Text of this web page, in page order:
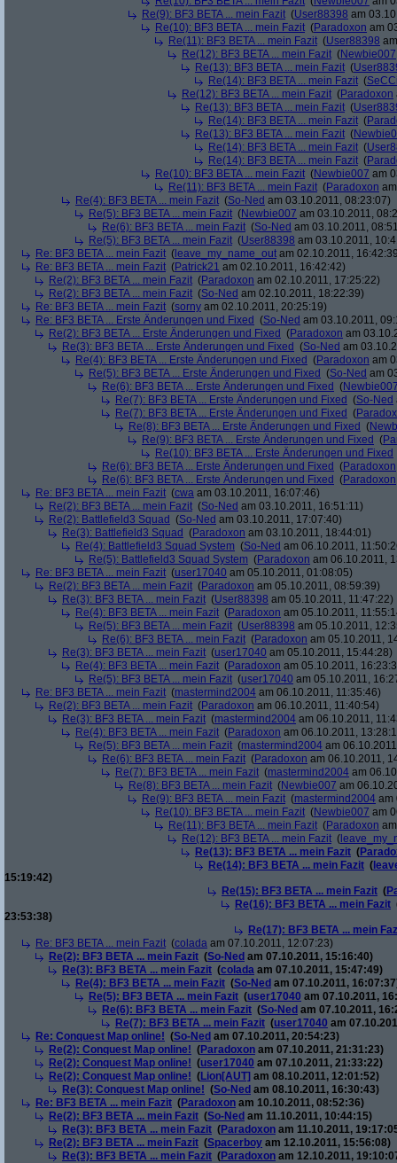
Re(9): BF3 BETA ... mein Fazit (User88398 am
Re(10): BF3 BETA ... mein Fazit (Paradoxon am
Re(11): BF3 BETA ... mein Fazit (User88398
Re(12): BF3 BETA ... mein Fazit (Newbie007
Re(13): BF3 BETA ... mein Fazit (
Re(14): BF3 BETA ... mein Fazit (
Re(12): BF3 BETA ... mein Fazit (Paradoxon
Re(13): BF3 BETA ... mein Fazit (
Re(14): BF3 BETA ... mein Fazit (
Re(13): BF3 BETA ... mein Fazit (
Re(14): BF3 BETA ... mein Fazit (
Re(14): BF3 BETA ... mein Fazit (
Re(10): BF3 BETA ... mein Fazit (Newbie007 am
Re(11): BF3 BETA ... mein Fazit (Paradoxon
Re(4): BF3 BETA ... mein Fazit (So-Ned am 03.10.2011, 08:23:07)
Re(5): BF3 BETA ... mein Fazit (Newbie007 am 03.10.2011,
Re(6): BF3 BETA ... mein Fazit (So-Ned am 03.10.2011,
Re(5): BF3 BETA ... mein Fazit (User88398 am 03.10.2011,
Re: BF3 BETA ... mein Fazit ( leave_my_name_out am 02.10.2011,
Re: BF3 BETA ... mein Fazit (Patrick21 am 02.10.2011, 16:42:42)
Re(2): BF3 BETA ... mein Fazit (Paradoxon am 02.10.2011, 17:25:22)
Re(2): BF3 BETA ... mein Fazit (So-Ned am 02.10.2011, 18:22:39)
Re: BF3 BETA ... mein Fazit (sorny am 02.10.2011, 20:25:19)
Re: BF3 BETA ... Erste Änderungen und Fixed (So-Ned am 03.10.2011,
Re(2): BF3 BETA ... Erste Änderungen und Fixed (Paradoxon am
Re(3): BF3 BETA ... Erste Änderungen und Fixed (So-Ned am
Re(4): BF3 BETA ... Erste Änderungen und Fixed (Paradoxon am
Re(5): BF3 BETA ... Erste Änderungen und Fixed (So-Ned am
Re(6): BF3 BETA ... Erste Änderungen und Fixed (
Re(7): BF3 BETA ... Erste Änderungen und Fixed (So-Ned
Re(7): BF3 BETA ... Erste Änderungen und Fixed (
Re(8): BF3 BETA ... Erste Änderungen und Fixed (
Re(9): BF3 BETA ... Erste Änderungen und Fixed (
Re(10): BF3 BETA ... Erste Änderungen und Fixed
Re(6): BF3 BETA ... Erste Änderungen und Fixed (Paradoxon
Re(6): BF3 BETA ... Erste Änderungen und Fixed (Paradoxon
Re: BF3 BETA ... mein Fazit (cwa am 03.10.2011, 16:07:46)
Re(2): BF3 BETA ... mein Fazit (So-Ned am 03.10.2011, 16:51:11)
Re(2): Battlefield3 Squad (So-Ned am 03.10.2011, 17:07:40)
Re(3): Battlefield3 Squad (Paradoxon am 03.10.2011, 18:44:01)
Re(4): Battlefield3 Squad System (So-Ned am 06.10.2011,
Re(5): Battlefield3 Squad System (Paradoxon am 06.10.2011,
Re: BF3 BETA ... mein Fazit (user17040 am 05.10.2011, 01:08:05)
Re(2): BF3 BETA ... mein Fazit (Paradoxon am 05.10.2011, 08:59:39)
Re(3): BF3 BETA ... mein Fazit (User88398 am 05.10.2011, 11:47:22)
Re(4): BF3 BETA ... mein Fazit (Paradoxon am 05.10.2011,
Re(5): BF3 BETA ... mein Fazit (User88398 am 05.10.2011,
Re(6): BF3 BETA ... mein Fazit (Paradoxon am 05.10.2011,
Re(3): BF3 BETA ... mein Fazit (user17040 am 05.10.2011, 15:44:28)
Re(4): BF3 BETA ... mein Fazit (Paradoxon am 05.10.2011,
Re(5): BF3 BETA ... mein Fazit (user17040 am 05.10.2011,
Re: BF3 BETA ... mein Fazit (mastermind2004 am 06.10.2011, 11:35:46)
Re(2): BF3 BETA ... mein Fazit (Paradoxon am 06.10.2011, 11:40:54)
Re(3): BF3 BETA ... mein Fazit (mastermind2004 am 06.10.2011,
Re(4): BF3 BETA ... mein Fazit (Paradoxon am 06.10.2011,
Re(5): BF3 BETA ... mein Fazit (mastermind2004 am
Re(6): BF3 BETA ... mein Fazit (Paradoxon am 06.10.2011,
Re(7): BF3 BETA ... mein Fazit (mastermind2004 am
Re(8): BF3 BETA ... mein Fazit (Newbie007 am
Re(9): BF3 BETA ... mein Fazit (mastermind2004 am
Re(10): BF3 BETA ... mein Fazit (Newbie007 am
Re(11): BF3 BETA ... mein Fazit (Paradoxon
Re(12): BF3 BETA ... mein Fazit (
Re(13): BF3 BETA ... mein Fazit (
Re(14): BF3 BETA ... mein Fazit (
15:19:42)
Re(15): BF3 BETA ... mein Fazit (
Re(16): BF3 BETA ... mein Fazit
23:53:38)
Re(17): BF3 BETA ... mein
Re: BF3 BETA ... mein Fazit (colada am 07.10.2011, 12:07:23)
Re(2): BF3 BETA ... mein Fazit (So-Ned am 07.10.2011, 15:16:40)
Re(3): BF3 BETA ... mein Fazit (colada am 07.10.2011, 15:47:49)
Re(4): BF3 BETA ... mein Fazit (So-Ned am 07.10.2011,
Re(5): BF3 BETA ... mein Fazit (user17040 am 07.10.2011,
Re(6): BF3 BETA ... mein Fazit (So-Ned am 07.10.2011,
Re(7): BF3 BETA ... mein Fazit (user17040 am
Re: Conquest Map online! (So-Ned am 07.10.2011, 20:54:23)
Re(2): Conquest Map online! (Paradoxon am 07.10.2011, 21:31:23)
Re(2): Conquest Map online! (user17040 am 07.10.2011, 21:33:22)
Re(2): Conquest Map online! (Lion[AUT] am 08.10.2011, 12:01:52)
Re(3): Conquest Map online! (So-Ned am 08.10.2011, 16:30:43)
Re: BF3 BETA ... mein Fazit (Paradoxon am 10.10.2011, 08:52:36)
Re(2): BF3 BETA ... mein Fazit (So-Ned am 11.10.2011, 10:44:15)
Re(3): BF3 BETA ... mein Fazit (Paradoxon am 11.10.2011,
Re(2): BF3 BETA ... mein Fazit (Spacerboy am 12.10.2011, 15:56:08)
Re(3): BF3 BETA ... mein Fazit (Paradoxon am 12.10.2011,